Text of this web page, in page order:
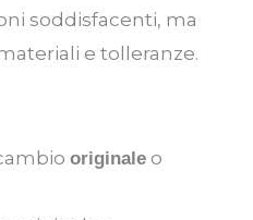
soddisfacenti, ma
e tolleranze.
originale o